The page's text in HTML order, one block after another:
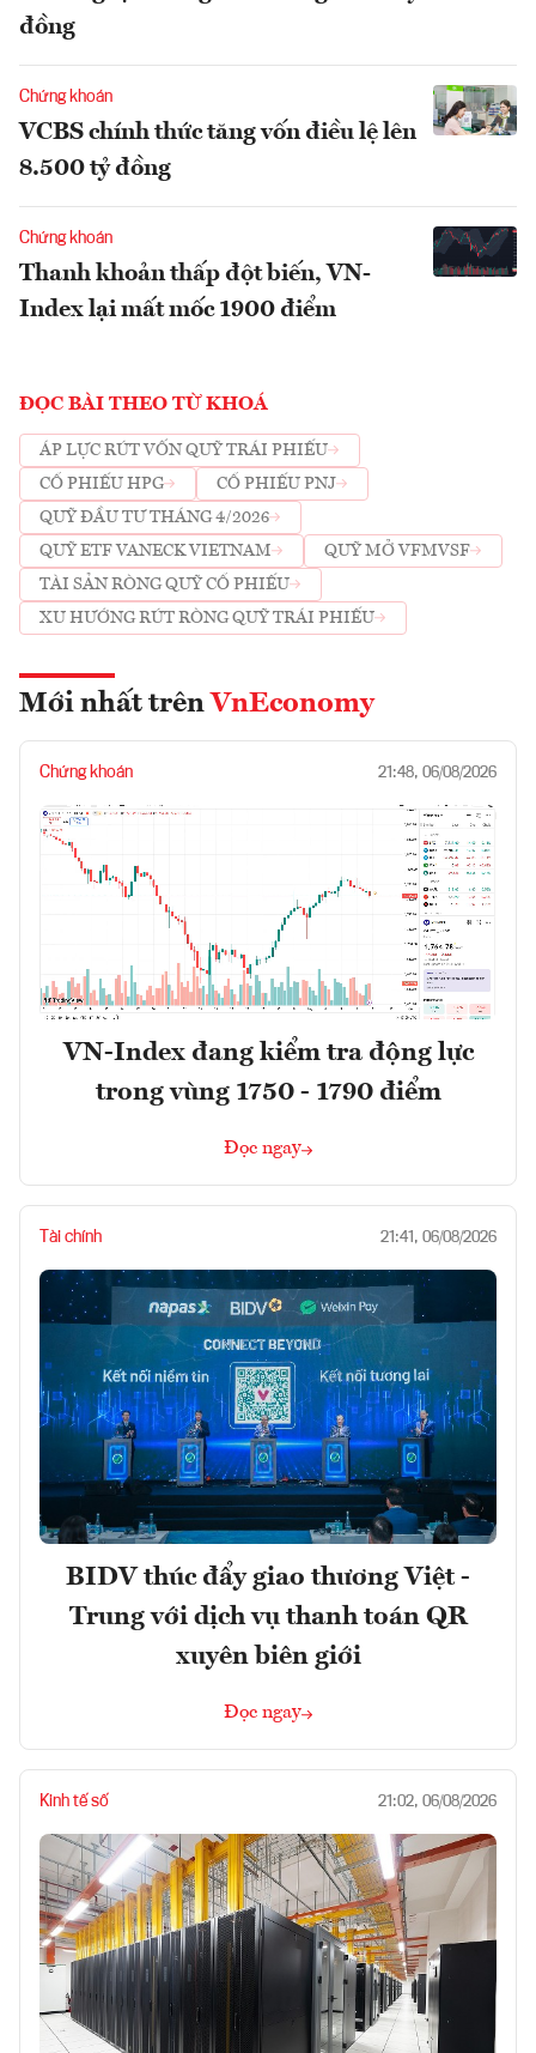
đồng
Chứng khoán
VCBS chính thức tăng vốn điều lệ lên
8.500 tỷ đồng
Chứng khoán
Thanh khoản thấp đột biến, VN-
Index lại mất mốc 1900 điểm
ĐỌC BÀI THEO TỪ KHOÁ
ÁP LỰC RÚT VỐN QUỸ TRÁI PHIẾU
CỔ PHIẾU HPG
CỔ PHIẾU PNJ
QUỸ ĐẦU TƯ THÁNG 4/2026
QUỸ ETF VANECK VIETNAM
QUỸ MỞ VFMVSF
TÀI SẢN RÒNG QUỸ CỔ PHIẾU
XU HƯỚNG RÚT RÒNG QUỸ TRÁI PHIẾU
Mới nhất trên VnEconomy
Chứng khoán 21:48, 06/08/2026
VN-Index đang kiểm tra động lực
trong vùng 1750 - 1790 điểm
Đọc ngay
Tài chính 21:41, 06/08/2026
BIDV thúc đẩy giao thương Việt -
Trung với dịch vụ thanh toán QR
xuyên biên giới
Đọc ngay
Kinh tế số 21:02, 06/08/2026